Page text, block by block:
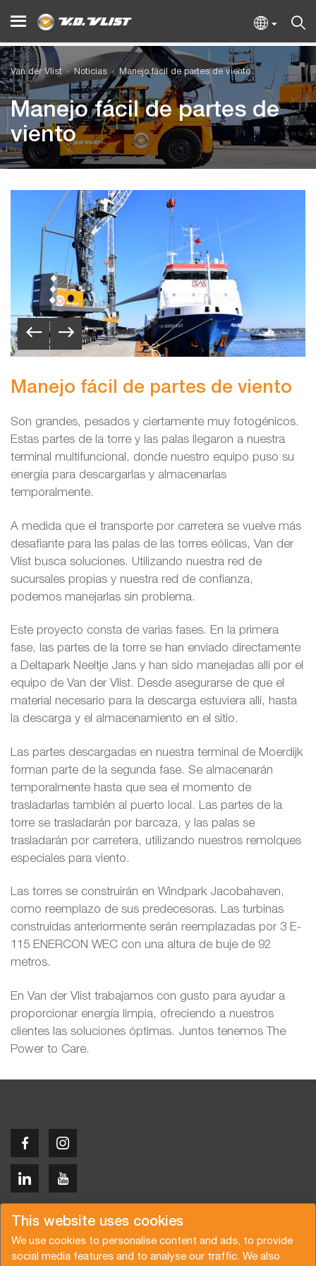
This website uses cookies
We use cookies to personalise content and ads, to provide
social media features and to analyse our traffic. We also
Van der Vlist Noticias Manejo fácil de partes de viento
Manejo fácil de partes de
viento
Manejo fácil de partes de viento
Son grandes, pesados y ciertamente muy fotogénicos.
Estas partes de la torre y las palas llegaron a nuestra
terminal multifuncional, donde nuestro equipo puso su
energía para descargarlas y almacenarlas
temporalmente.
A medida que el transporte por carretera se vuelve más
desafiante para las palas de las torres eólicas, Van der
Vlist busca soluciones. Utilizando nuestra red de
sucursales propias y nuestra red de confianza,
podemos manejarlas sin problema.
Este proyecto consta de varias fases. En la primera
fase, las partes de la torre se han enviado directamente
a Deltapark Neeltje Jans y han sido manejadas allí por el
equipo de Van der Vlist. Desde asegurarse de que el
material necesario para la descarga estuviera allí, hasta
la descarga y el almacenamiento en el sitio.
Las partes descargadas en nuestra terminal de Moerdijk
forman parte de la segunda fase. Se almacenarán
temporalmente hasta que sea el momento de
trasladarlas también al puerto local. Las partes de la
torre se trasladarán por barcaza, y las palas se
trasladarán por carretera, utilizando nuestros remolques
especiales para viento.
Las torres se construirán en Windpark Jacobahaven,
como reemplazo de sus predecesoras. Las turbinas
construidas anteriormente serán reemplazadas por 3 E-
115 ENERCON WEC con una altura de buje de 92
metros.
En Van der Vlist trabajamos con gusto para ayudar a
proporcionar energía limpia, ofreciendo a nuestros
clientes las soluciones óptimas. Juntos tenemos The
Power to Care.
Copyright © 2026 Van der Vlist